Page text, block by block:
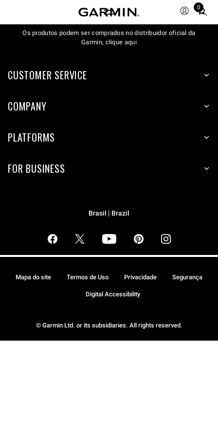
0
Total
items
in
Os produtos podem ser comprados no distribuidor oficial da
Garmin, clique aqui
CUSTOMER SERVICE
COMPANY
PLATFORMS
FOR BUSINESS
Brasil | Brazil
© Garmin Ltd. or its subsidiaries. All rights reserved.
Mapa do site Termos de Uso Privacidade Segurança
Digital Accessibility